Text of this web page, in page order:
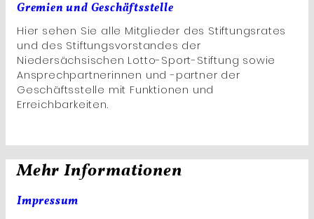
Gremien und Geschäftsstelle
Hier sehen Sie alle Mitglieder des Stiftungsrates
und des Stiftungsvorstandes der
Niedersächsischen Lotto-Sport-Stiftung sowie
Ansprechpartnerinnen und -partner der
Geschäftsstelle mit Funktionen und
Erreichbarkeiten.
Mehr Informationen
Impressum